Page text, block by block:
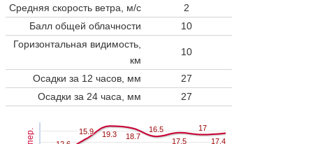
Средняя скорость ветра, м/с
2
Балл общей облачности
10
Горизонтальная видимость,
км
10
Осадки за 12 часов, мм
27
Осадки за 24 часа, мм
27
15.9
15.9 19.3
19.3 18.7
18.7
16.5
16.5
17.5
17.5
17
17
17.4
17.4